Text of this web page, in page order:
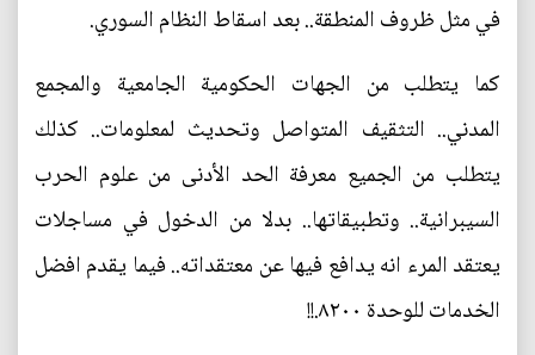
في مثل ظروف المنطقة.. بعد اسقاط النظام السوري.
كما يتطلب من الجهات الحكومية الجامعية والمجمع
المدني.. التثقيف المتواصل وتحديث لمعلومات.. كذلك
يتطلب من الجميع معرفة الحد الأدنى من علوم الحرب
السيبرانية.. وتطبيقاتها.. بدلا من الدخول في مساجلات
يعتقد المرء انه يدافع فيها عن معتقداته.. فيما يقدم افضل
الخدمات للوحدة ٨٢٠٠.!!